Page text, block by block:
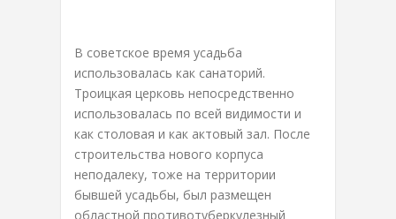
В советское время усадьба
использовалась как санаторий.
Троицкая церковь непосредственно
использовалась по всей видимости и
как столовая и как актовый зал. После
строительства нового корпуса
неподалеку, тоже на территории
бывшей усадьбы, был размещен
областной противотуберкулезный